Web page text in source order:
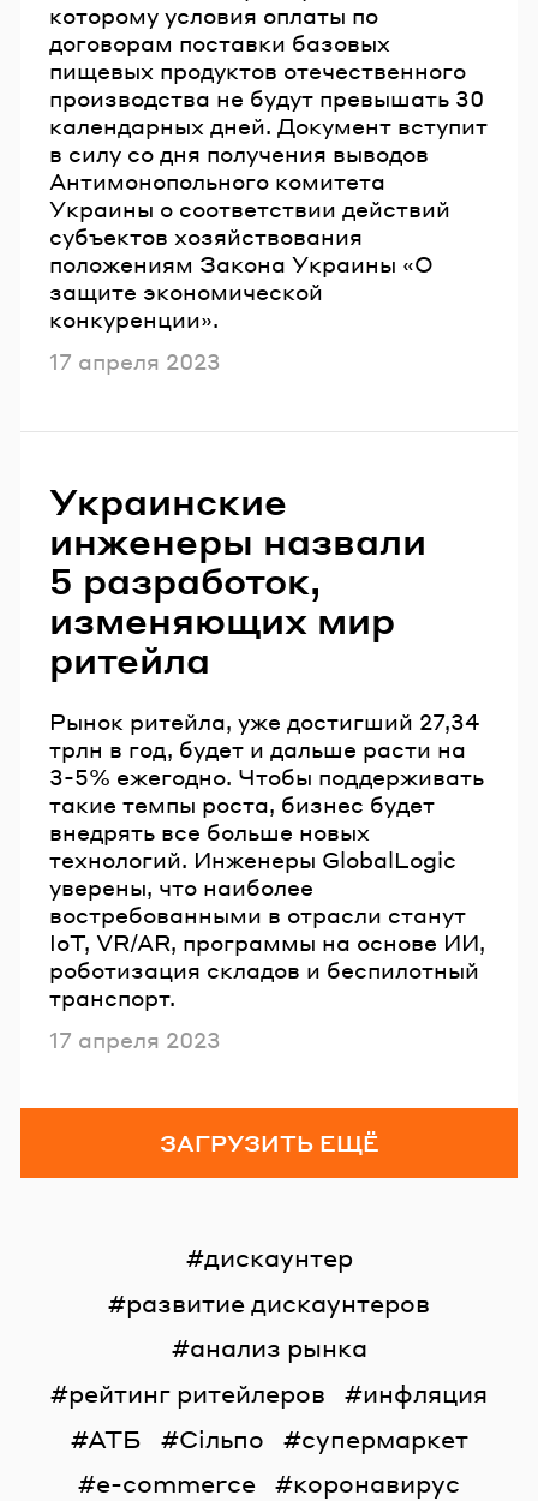
которому условия оплаты по
договорам поставки базовых
пищевых продуктов отечественного
производства не будут превышать 30
календарных дней. Документ вступит
в силу со дня получения выводов
Антимонопольного комитета
Украины о соответствии действий
субъектов хозяйствования
положениям Закона Украины «О
защите экономической
конкуренции».
Опубликовано
17 апреля 2023
Украинские
инженеры назвали
5 разработок,
изменяющих мир
ритейла
Рынок ритейла, уже достигший 27,34
трлн в год, будет и дальше расти на
3-5% ежегодно. Чтобы поддерживать
такие темпы роста, бизнес будет
внедрять все больше новых
технологий. Инженеры GlobalLogic
уверены, что наиболее
востребованными в отрасли станут
IoT, VR/AR, программы на основе ИИ,
роботизация складов и беспилотный
транспорт.
Опубликовано
17 апреля 2023
ЗАГРУЗИТЬ ЕЩЁ
дискаунтер
развитие дискаунтеров
анализ рынка
рейтинг ритейлеров
инфляция
АТБ
Сільпо
супермаркет
e-commerce
коронавирус